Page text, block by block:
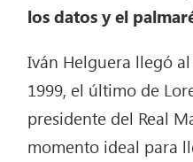
los datos y el
Iván Helguera llegó
1999, el último de
presidente del Real
momento ideal para